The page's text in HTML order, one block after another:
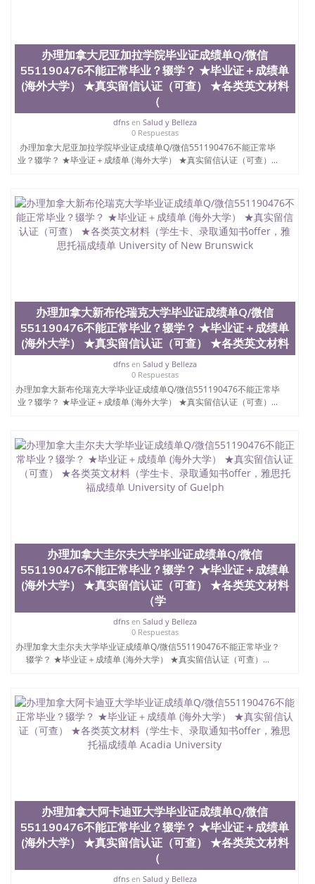
外文凭质量QQ微信551190476国外本科毕业证怎么办
理QQ微信551190476国外大学文凭真制作QQ微信
551190476办国外文凭可找工作QQ微信551190476国
外大学有毕业证QQ微信551190476办理国外毕业证价
格QQ微信551190476国外编号查询QQ微信551190476
办理国外文凭要交定金吗QQ微信551190476办国外可
查文凭QQ微信551190476网上购买真文凭可信吗QQ
微信551190476学士学位证书查询机构QQ微信
551190476 国外资格证书办理QQ微信551190476如何
办理学历认证QQ微信551190476海外文凭认证办理
年，简称SJSU，是加州历史悠久的大学之一，也是美
西地区的公立大学之一。位于圣何塞市San Jose中
心，占地154公顷。它是一所位于加利福尼亚州的著
名综合性公立大学，它以极高的就业率，全美名列前
生前往求学。 至今，这是一所在世界上享有学术地
位、声誉、实习机会和影响力的高等教育机构，并获
誉为美国本科教育质量的核心代表。其计算机系与会
计系更是在当今美国大学教学排名中表现优异。其毕
业生大多可以在其所处地域的世界硅谷中心得到工作
机会。许多硅谷公司甚至在学生大三和大四的学期提
供许多相应科系的实习机会。无论是加州大学系统
(UC)，还是加州州立大学系统(CSU), 圣何塞州立大学
都占据着加州所有大学中的地理位置。 圣何塞州立大
134种学士学科和65个硕士学科，并有来自世界60余
国的学生来此就读。其有名的科系如计算机科学，电
子工程学，工商管理学，艺术设计，和航空学等，深
受性肯定及好评；而各种大学部和研究所的商学课程
4、电子图做好发给客户确认； 5、电子图确认好转成
品部做成品； 6、成品做好拍照或者视频确认再付余
款； 7、快递给客户（国内顺丰，国外DHL）。 三、
真实网上可查的证明材料 1、教育部学历学位认证，
留服真实存档可查，存档。 2、留学回国人员证明
（使馆认证），使馆网站真实存档可查。 3、留信网
真实可查认证办理，存档可查，终身受用。 四、办理
流程农业科学院、艺术与建筑学院、商学院、交流学
院、地球及物质科学院、教育学院、工程学院、健康
与人类发展学院、信息工程与科学学院、人文学院、
约大学为学生们提供本科、硕士及博士学位。学校的
专业课程包括：会计学、MBA、财务、教育、建筑工
程、经济、医学、护理、文学、音乐、生物学、统计
学、美术、电子工程、天文学、农业、环境污染控
制、历史、电气工程、生物工程、建筑设计、工商管
科、金融专业 1、客户提供相关材料，确定客户办理
信息，给出操作方案； 2、补充毕业证成绩单等相关
材料； 3、留服注册申请账号，付定金； 4、预约递
交时间，公司人员陪同客户本人一起去留服递交材
料； 5、等待结果，完成结果书留服直接邮寄给客户
6、客户确认收到结果，付余款。 我们对海外大学及
办理加拿大尼亚加拉学院毕业证成绩单Q/微信
551190476不能正常毕业？辍学？ ★毕业证＋成绩单
(海外大学） ★真实留信认证（可查） ★各类英文材料
（
dfnsen Salud y Belleza
0 Respuestas
办理加拿大尼亚加拉学院毕业证成绩单Q/微信551190476不能正常毕
业？辍学？ ★毕业证＋成绩单 (海外大学） ★真实留信认证（可查）...
办理加拿大新布伦瑞克大学毕业证成绩单Q/微信
551190476不能正常毕业？辍学？ ★毕业证＋成绩单
(海外大学） ★真实留信认证（可查） ★各类英文材料
dfnsen Salud y Belleza
0 Respuestas
办理加拿大新布伦瑞克大学毕业证成绩单Q/微信551190476不能正常毕
业？辍学？ ★毕业证＋成绩单 (海外大学） ★真实留信认证（可查）...
办理加拿大圭尔夫大学毕业证成绩单Q/微信
551190476不能正常毕业？辍学？ ★毕业证＋成绩单
(海外大学） ★真实留信认证（可查） ★各类英文材料
（学
dfnsen Salud y Belleza
0 Respuestas
办理加拿大圭尔夫大学毕业证成绩单Q/微信551190476不能正常毕业？
辍学？ ★毕业证＋成绩单 (海外大学） ★真实留信认证（可查）...
办理加拿大阿卡迪亚大学毕业证成绩单Q/微信
551190476不能正常毕业？辍学？ ★毕业证＋成绩单
(海外大学） ★真实留信认证（可查） ★各类英文材料
（
dfnsen Salud y Belleza